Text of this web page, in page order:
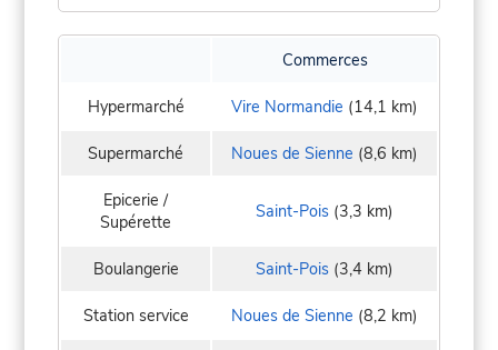
Commerces
Hypermarché Vire Normandie (14,1 km)
Supermarché Noues de Sienne (8,6 km)
Epicerie /
Supérette
Saint-Pois (3,3 km)
Boulangerie Saint-Pois (3,4 km)
Station service Noues de Sienne (8,2 km)